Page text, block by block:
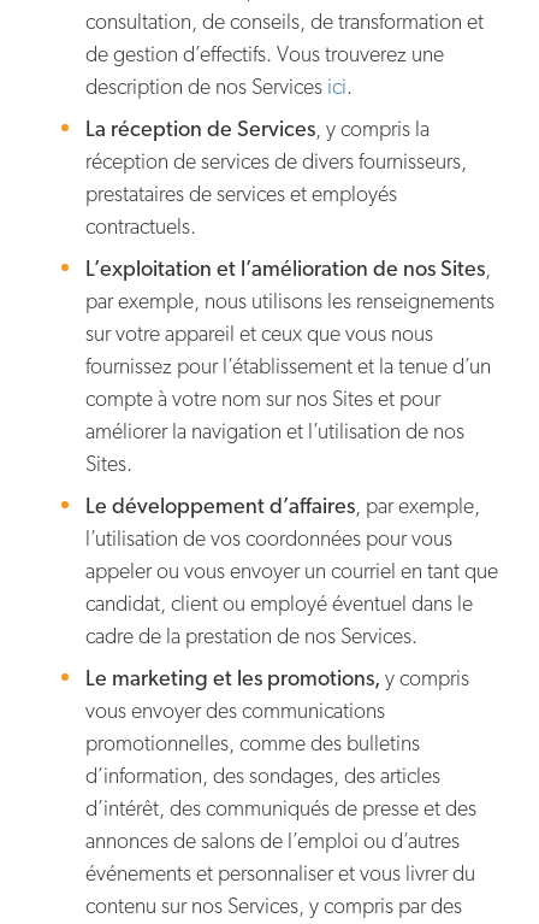
consultation, de conseils, de transformation et
de gestion d’effectifs. Vous trouverez une
description de nos Services ici.
La réception de Services , y compris la
réception de services de divers fournisseurs,
prestataires de services et employés
contractuels.
L’exploitation et l’amélioration de nos Sites
par exemple, nous utilisons les renseignements
sur votre appareil et ceux que vous nous
fournissez pour l’établissement et la tenue d’un
compte à votre nom sur nos Sites et pour
améliorer la navigation et l’utilisation de nos
Sites.
Le développement d’affaires , par exemple,
l’utilisation de vos coordonnées pour vous
appeler ou vous envoyer un courriel en tant que
candidat, client ou employé éventuel dans le
cadre de la prestation de nos Services.
Le marketing et les promotions, y compris
vous envoyer des communications
promotionnelles, comme des bulletins
d’information, des sondages, des articles
d’intérêt, des communiqués de presse et des
annonces de salons de l’emploi ou d’autres
événements et personnaliser et vous livrer du
contenu sur nos Services, y compris par des